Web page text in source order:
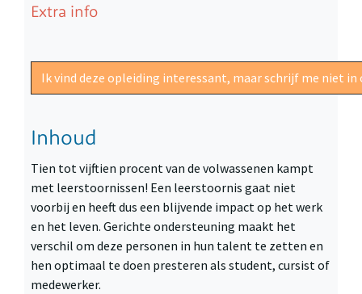
Extra info
Ik vind deze opleiding interessant, maar schrijf me niet
Inhoud
Tien tot vijftien procent van de volwassenen kampt
met leerstoornissen! Een leerstoornis gaat niet
voorbij en heeft dus een blijvende impact op het werk
en het leven. Gerichte ondersteuning maakt het
verschil om deze personen in hun talent te zetten en
hen optimaal te doen presteren als student, cursist of
medewerker.